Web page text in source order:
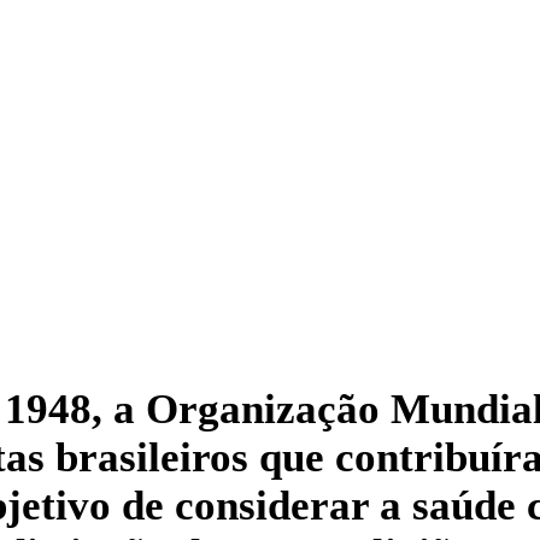
a Organização
brasileiros que
de considerar a